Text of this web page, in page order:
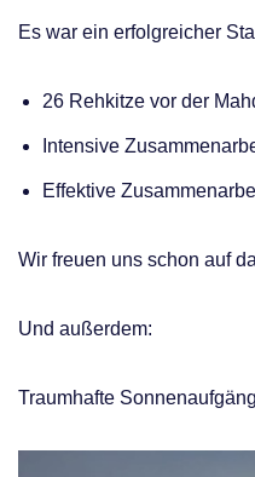
Es war ein erfolgreicher
26 Rehkitze vor der
Intensive
Effektive
Wir freuen uns schon auf
Und außerdem:
Traumhafte